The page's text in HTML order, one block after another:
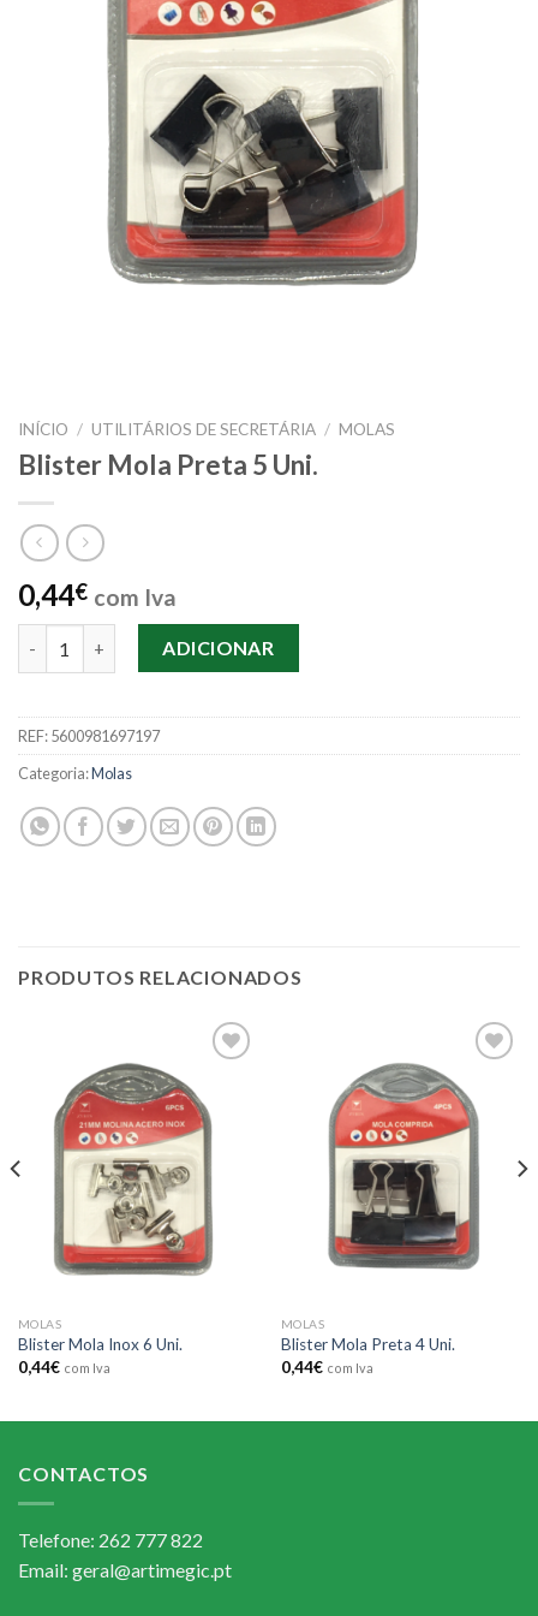
INÍCIO / UTILITÁRIOS DE SECRETÁRIA / MOLAS
Blister Mola Preta 5 Uni.
0,44€ com Iva
Quantidade de Blister Mola Preta 5 Uni.
ADICIONAR
REF:5600981697197
Categoria:Molas
PRODUTOS RELACIONADOS
Add to
wishlist
MOLAS
Blister Mola Inox 6 Uni.
0,44€ com Iva
Add to
wishlist
MOLAS
Blister Mola Preta 4 Uni.
0,44€ com Iva
CONTACTOS
Telefone: 262 777 822
Email: geral@artimegic.pt